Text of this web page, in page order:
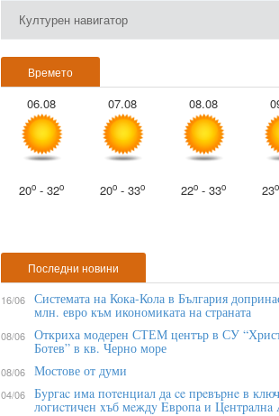
Културен навигатор
Времето
06.08
20o - 32o
07.08
20o - 33o
08.08
22o - 33o 23o
Последни новини
16/06 Системата на Кока-Кола в България
млн. евро към икономиката на страната
08/06 Откриха модерен СТЕМ център в СУ
Ботев” в кв. Черно море
08/06 Мостове от думи
04/06 Бypгac имa пoтeнциaл дa ce пpeвъpнe в
лoгиcтичeн xъб мeждy Eвpoпa и Цeнтpaлнa